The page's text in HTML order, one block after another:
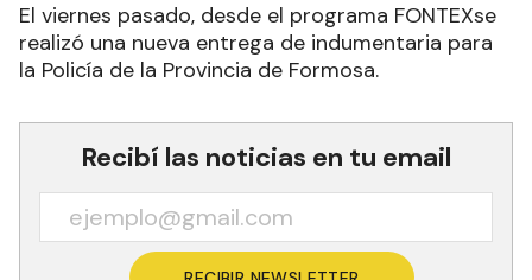
El viernes pasado, desde el programa FONTEXse
realizó una nueva entrega de indumentaria para
la Policía de la Provincia de Formosa.
Recibí las noticias en tu email